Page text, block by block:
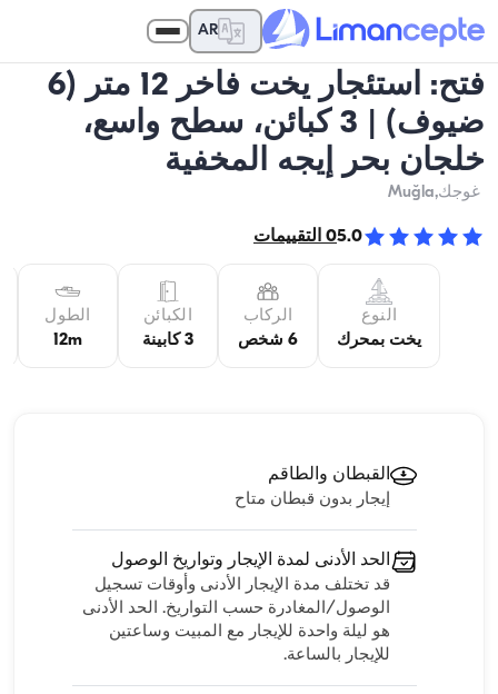
AR
فتح: استئجار يخت فاخر 12 متر (6
ضيوف) | 3 كبائن، سطح واسع،
خلجان بحر إيجه المخفية
غوجك,Muğla
5.0
0 التقييمات
النوع
يخت بمحرك
الركاب
6 شخص
الكبائن
3 كابينة
الطول
12m
القبطان والطاقم
إيجار بدون قبطان متاح
الحد الأدنى لمدة الإيجار وتواريخ الوصول
قد تختلف مدة الإيجار الأدنى وأوقات تسجيل
الوصول/المغادرة حسب التواريخ. الحد الأدنى
هو ليلة واحدة للإيجار مع المبيت وساعتين
للإيجار بالساعة.